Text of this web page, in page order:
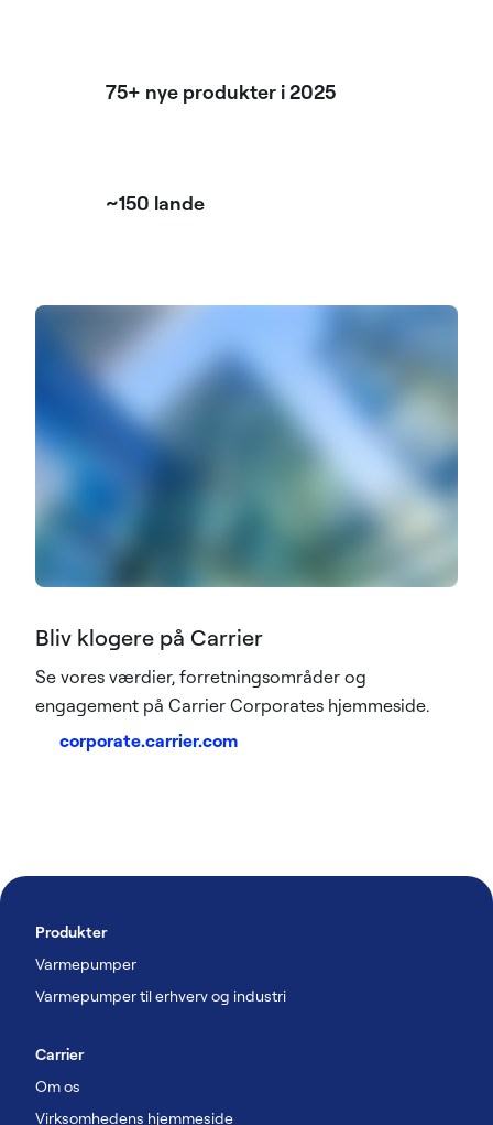
75+ nye produkter i 2025
~150 lande
Bliv klogere på Carrier
Se vores værdier, forretningsområder og
engagement på Carrier Corporates hjemmeside.
corporate.carrier.com
Produkter
Varmepumper
Varmepumper til erhverv og industri
Carrier
Om os
Virksomhedens hjemmeside